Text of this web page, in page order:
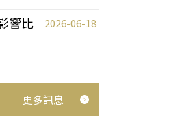
響比
2026-06-18
更多訊息